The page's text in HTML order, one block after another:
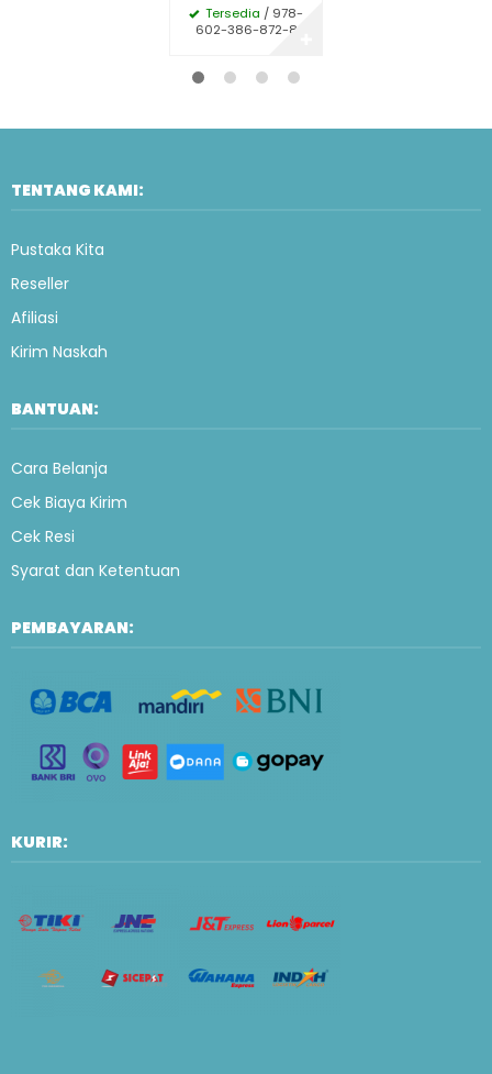
Tersedia / 978-
602-386-872-8
TENTANG KAMI:
Pustaka Kita
Reseller
Afiliasi
Kirim Naskah
BANTUAN:
Cara Belanja
Cek Biaya Kirim
Cek Resi
Syarat dan Ketentuan
PEMBAYARAN:
KURIR: